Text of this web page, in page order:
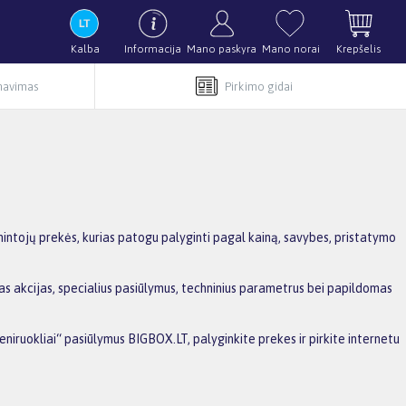
Kalba Informacija Mano paskyra Mano norai Krepšelis
Pirkimo gidai
prekės, kurias patogu palyginti pagal kainą, savybes, pristatymo
akcijas, specialius pasiūlymus, techninius parametrus bei papildomas
pasiūlymus BIGBOX.LT, palyginkite prekes ir pirkite internetu